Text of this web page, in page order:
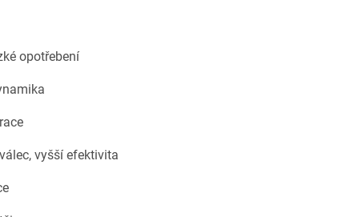
opotřebení
vyšší efektivita